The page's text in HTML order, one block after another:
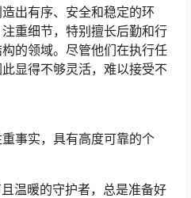
出有序、安全和稳定的环
重细节，特别擅长后勤和行
的领域。尽管他们在执行任
显得不够灵活，难以接受不
事实，具有高度可靠的个
温暖的守护者，总是准备好